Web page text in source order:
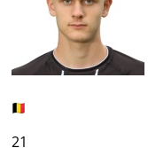
21